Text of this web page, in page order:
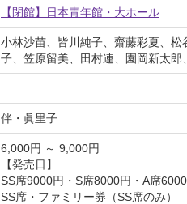
【閉館】日本青年館・大ホール
小林沙苗、皆川純子、齋藤彩夏、
子、笠原留美、田村連、園岡新太
伴・眞里子
6,000円 ～ 9,000円
【発売日】
SS席9000円・S席8000円・A席
SS席・ファミリー券（SS席のみ）